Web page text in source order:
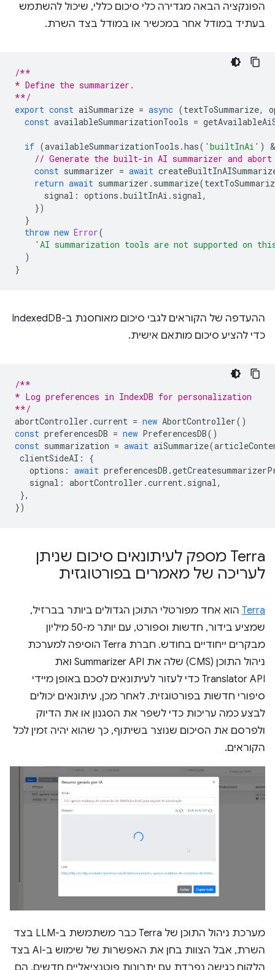
הפונקציה הבאה מגדירה כלי סיכום כללי, שיכול להשתמש
בעתיד במודל אחר במכשיר או במודל בצד השרת.
/**
* Define the summarizer.
**/
export const aiSummarize = async (textToSummarize,
const availableSummarizationTools =
if (availableSummarizationTools .has( 'builtInAi' )
// Generate the built-in AI summarizer and
const summarizer = await
return await summarizer . summarize(
signal : options .builtInAi . signal,
})
}
throw new Error(
'AI summarization tools are not supported on
)
}
ההעדפה של הקוראים לגבי סיכום מאוחסנת ב-IndexedDB
כדי להציע סיכום מותאם אישית.
/**
* Log preferences in IndexDB for personalization
**/
abortController .current = new AbortController()
const preferencesDB = new PreferencesDB()
const summarization = await aiSummarize(
clientSideAI :
{
options : await preferencesDB .
signal : abortController .current. signal,
},
})
Terra מספק לעיתונאים סיכום שניתן
לעריכה של מאמרים בפורטוגזית
Terra הוא אחד מפורטלי התוכן הגדולים ביותר בברזיל,
שמציע בידור, חדשות וספורט, עם יותר מ-50 מיליון
מבקרים ייחודיים בחודש. חברת Terra הוסיפה למערכת
ניהול התוכן (CMS) שלה את Summarizer API ואת
Translator API כדי לעזור לעיתונאים לסכם באופן מיידי
סיפורי חדשות בפורטוגזית. לאחר מכן, עיתונאים יכולים
לבצע כמה עריכות כדי לשפר את הסגנון או את הדיוק
ולפרסם את הסיכום שנוצר בשיתוף, כך שהוא יהיה זמין לכל
הקוראים.
מערכת ניהול התוכן של Terra כבר משתמשת ב-LLM בצד
השרת, אבל הצוות בחן את האפשרות של שימוש ב-AI בצד
הלקוח כגישה נפרדת עם יתרונות פוטנציאליים חדשים. הם